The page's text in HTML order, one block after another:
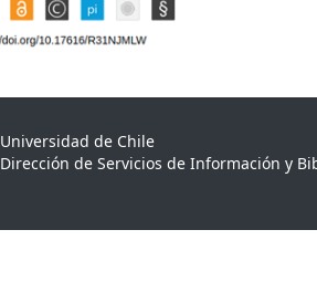
Universidad de Chile
Dirección de Servicios de Información y